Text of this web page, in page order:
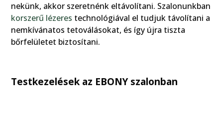
nekünk, akkor szeretnénk eltávolítani. Szalonunkban
korszerű lézeres technológiával el tudjuk távolítani a
nemkívánatos tetoválásokat, és így újra tiszta
bőrfelületet biztosítani.
Testkezelések az EBONY szalonban